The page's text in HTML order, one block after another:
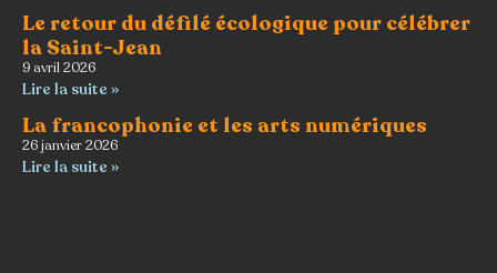
Le retour du défilé écologique pour célébrer
la Saint-Jean
9 avril 2026
Lire la suite »
La francophonie et les arts numériques
26 janvier 2026
Lire la suite »